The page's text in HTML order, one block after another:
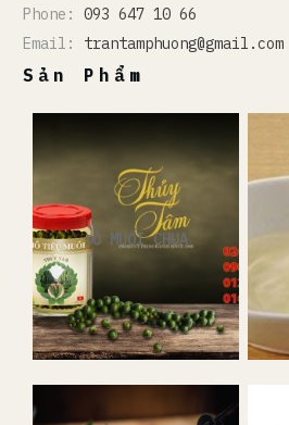
Phone: 093 647 10 66
Email: trantamphuong@gmail.com
Sản Phẩm
ĐỒ MUỐI CHUA